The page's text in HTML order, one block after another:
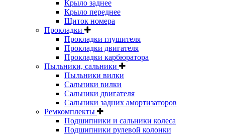
Крыло заднее
Крыло переднее
Щиток номера
Прокладки
Прокладки глушителя
Прокладки двигателя
Прокладки карбюратора
Пыльники, сальники
Пыльники вилки
Сальники вилки
Сальники двигателя
Сальники задних амортизаторов
Ремкомплекты
Подшипники и сальники колеса
Подшипники рулевой колонки